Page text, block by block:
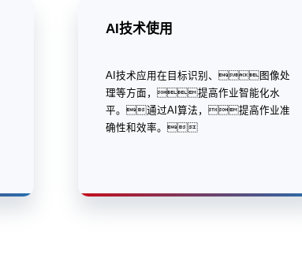
AI技术使用
AI技术应用在目标识别、图像处
理等方面，提高作业智能化水
平。通过AI算法，提高作业准
确性和效率。